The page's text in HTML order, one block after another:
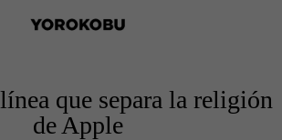
que separa la religión
de Apple